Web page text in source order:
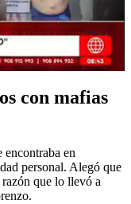
con mafias
encontraba en
personal. Alegó que
que lo llevó a